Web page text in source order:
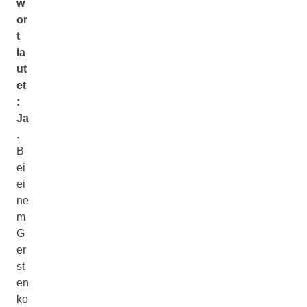
w
or
t
la
ut
et
:
Ja
.
B
ei
ei
ne
m
G
er
st
en
ko